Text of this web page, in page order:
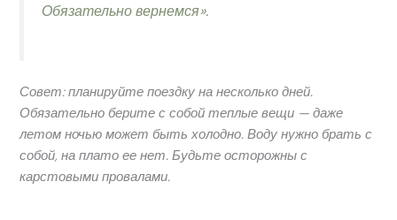
Обязательно вернемся».
Совет: планируйте поездку на несколько дней.
Обязательно берите с собой теплые вещи — даже
летом ночью может быть холодно. Воду нужно брать с
собой, на плато ее нет. Будьте осторожны с
карстовыми провалами.